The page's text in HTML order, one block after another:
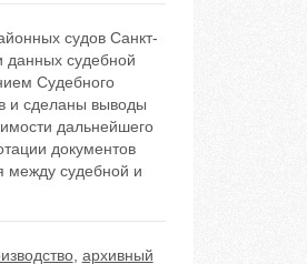
судов Санкт-
данных судебной
Судебного
и сделаны выводы
дальнейшего
документов
между судебной и
, архивный